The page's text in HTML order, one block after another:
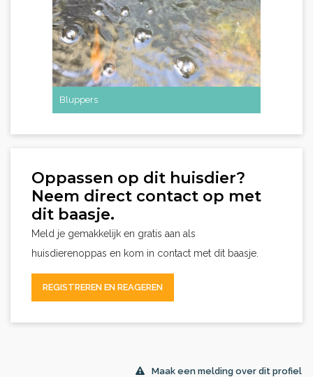
Bluppers
Oppassen op dit huisdier?
Neem direct contact op met
dit baasje.
Meld je gemakkelijk en gratis aan als
huisdierenoppas en kom in contact met dit baasje.
REGISTREREN EN REAGEREN
Maak een melding over dit profiel